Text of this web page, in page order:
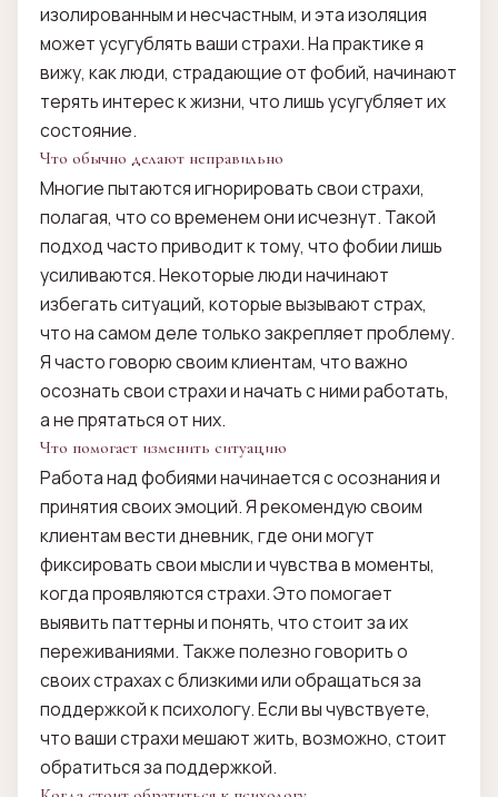
изолированным и несчастным, и эта изоляция
может усугублять ваши страхи. На практике я
вижу, как люди, страдающие от фобий, начинают
терять интерес к жизни, что лишь усугубляет их
состояние.
Что обычно делают неправильно
Многие пытаются игнорировать свои страхи,
полагая, что со временем они исчезнут. Такой
подход часто приводит к тому, что фобии лишь
усиливаются. Некоторые люди начинают
избегать ситуаций, которые вызывают страх,
что на самом деле только закрепляет проблему.
Я часто говорю своим клиентам, что важно
осознать свои страхи и начать с ними работать,
а не прятаться от них.
Что помогает изменить ситуацию
Работа над фобиями начинается с осознания и
принятия своих эмоций. Я рекомендую своим
клиентам вести дневник, где они могут
фиксировать свои мысли и чувства в моменты,
когда проявляются страхи. Это помогает
выявить паттерны и понять, что стоит за их
переживаниями. Также полезно говорить о
своих страхах с близкими или обращаться за
поддержкой к психологу. Если вы чувствуете,
что ваши страхи мешают жить, возможно, стоит
обратиться за поддержкой.